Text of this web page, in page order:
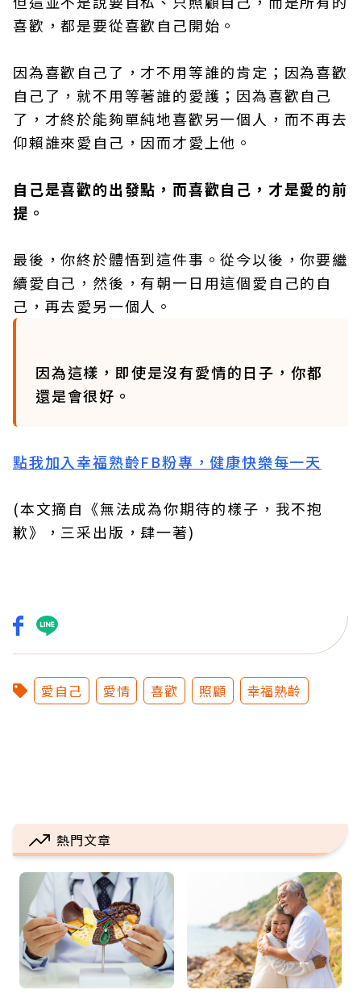
喜歡，都是要從喜歡自己開始。
因為喜歡自己了，才不用等誰的肯定；因為喜歡
自己了，就不用等著誰的愛護；因為喜歡自己
了，才終於能夠單純地喜歡另一個人，而不再去
仰賴誰來愛自己，因而才愛上他。
自己是喜歡的出發點，而喜歡自己，才是愛的前
提。
最後，你終於體悟到這件事。從今以後，你要繼
續愛自己，然後，有朝一日用這個愛自己的自
己，再去愛另一個人。
因為這樣，即使是沒有愛情的日子，你都
還是會很好。
點我加入幸福熟齡FB粉專，健康快樂每一天
(本文摘自《無法成為你期待的樣子，我不抱
歉》，三采出版，肆一著)
愛自己 愛情 喜歡 照顧 幸福熟齡
熱門文章